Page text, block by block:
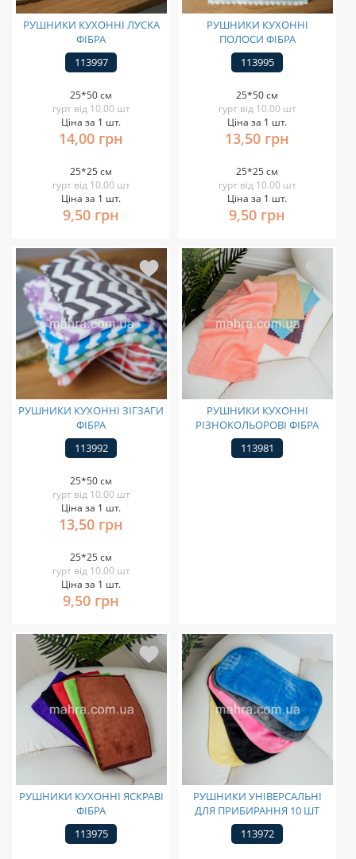
РУШНИКИ КУХОННІ ЛУСКА
ФІБРА
113997
25*50 см
гурт від 10.00 шт
Ціна за 1 шт.
14,00 грн
25*25 см
гурт від 10.00 шт
Ціна за 1 шт.
9,50 грн
РУШНИКИ КУХОННІ
ПОЛОСИ ФІБРА
113995
25*50 см
гурт від 10.00 шт
Ціна за 1 шт.
13,50 грн
25*25 см
гурт від 10.00 шт
Ціна за 1 шт.
9,50 грн
РУШНИКИ КУХОННІ ЗІГЗАГИ
ФІБРА
113992
25*50 см
гурт від 10.00 шт
Ціна за 1 шт.
13,50 грн
25*25 см
гурт від 10.00 шт
Ціна за 1 шт.
9,50 грн
РУШНИКИ КУХОННІ
РІЗНОКОЛЬОРОВІ ФІБРА
113981
РУШНИКИ КУХОННІ ЯСКРАВІ
ФІБРА
113975
РУШНИКИ УНІВЕРСАЛЬНІ
ДЛЯ ПРИБИРАННЯ 10 ШТ
113972